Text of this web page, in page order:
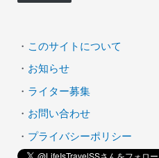
ド
ス・ このサイトについて
・ お知らせ
・ ライター募集
・ お問い合わせ
・ プライバシーポリシー